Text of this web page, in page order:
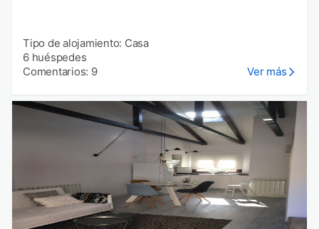
Tipo de alojamiento: Casa
6 huéspedes
Comentarios: 9
Ver más